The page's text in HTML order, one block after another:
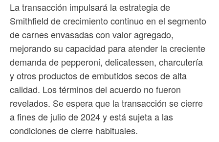
La transacción impulsará la estrategia de
Smithfield de crecimiento continuo en el segmento
de carnes envasadas con valor agregado,
mejorando su capacidad para atender la creciente
demanda de pepperoni, delicatessen, charcutería
y otros productos de embutidos secos de alta
calidad. Los términos del acuerdo no fueron
revelados. Se espera que la transacción se cierre
a fines de julio de 2024 y está sujeta a las
condiciones de cierre habituales.